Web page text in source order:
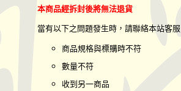
本商品經拆封後將無法退貨
當有以下之問題發生時，請聯絡本站客
商品規格與標購時不符
數量不符
收到另一商品